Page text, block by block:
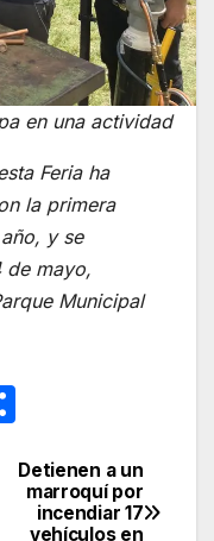
en una actividad
Feria ha
la primera
y se
de mayo,
Municipal
m
Detienen a un
marroquí por
incendiar 17
vehículos en